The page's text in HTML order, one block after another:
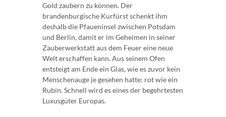
Gold zaubern zu können. Der
brandenburgische Kurfürst schenkt ihm
deshalb die Pfaueninsel zwischen Potsdam
und Berlin, damit er im Geheimen in seiner
Zauberwerkstatt aus dem Feuer eine neue
Welt erschaffen kann. Aus seinem Ofen
entsteigt am Ende ein Glas, wie es zuvor kein
Menschenauge je gesehen hatte: rot wie ein
Rubin. Schnell wird es eines der begehrtesten
Luxusgüter Europas.